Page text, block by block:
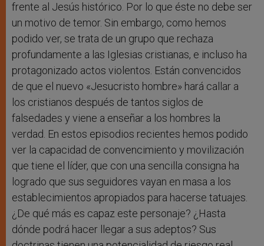
frente al Jesús histórico. Por lo que éste no debe ser
un motivo de temor. Sin embargo, como hemos
podido ver, se trata de un grupo que rechaza
profundamente a las Iglesias cristianas, e incluso ha
protagonizado actos violentos. Están convencidos
de que el nuevo «Jesucristo hombre» hará callar a
los cristianos después de tantos siglos de
falsedades y viene a enseñar a los hombres la
verdad. En estos episodios recientes hemos podido
ver la capacidad de convencimiento y movilización
que tiene el líder, que con una sencilla consigna ha
logrado que sus seguidores vayan en masa a los
establecimientos apropiados para hacerse tatuajes.
¿De qué más es capaz este personaje? ¿Hasta
dónde podrá hacer llegar a sus adeptos? Sus